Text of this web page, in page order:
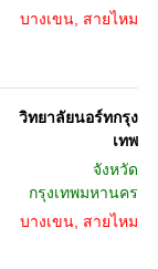
บางเขน, สายไหม
วิทยาลัยนอร์ทกรุง
เทพ
จังหวัด
กรุงเทพมหานคร
บางเขน, สายไหม